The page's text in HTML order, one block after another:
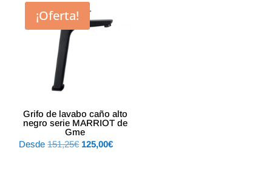
665,50€.
es:
550,00€.
¡Oferta!
Grifo de lavabo caño alto
negro serie MARRIOT de
Gme
Desde 151,25€ El
125,00€El